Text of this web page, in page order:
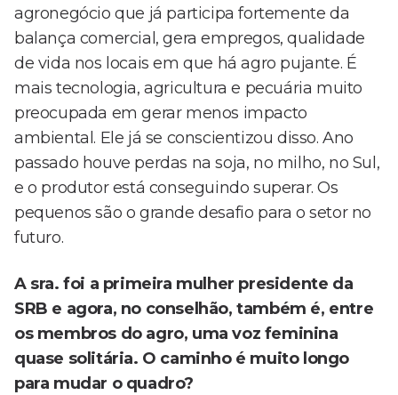
agronegócio que já participa fortemente da
balança comercial, gera empregos, qualidade
de vida nos locais em que há agro pujante. É
mais tecnologia, agricultura e pecuária muito
preocupada em gerar menos impacto
ambiental. Ele já se conscientizou disso. Ano
passado houve perdas na soja, no milho, no Sul,
e o produtor está conseguindo superar. Os
pequenos são o grande desafio para o setor no
futuro.
A sra. foi a primeira mulher presidente da
SRB e agora, no conselhão, também é, entre
os membros do agro, uma voz feminina
quase solitária. O caminho é muito longo
para mudar o quadro?